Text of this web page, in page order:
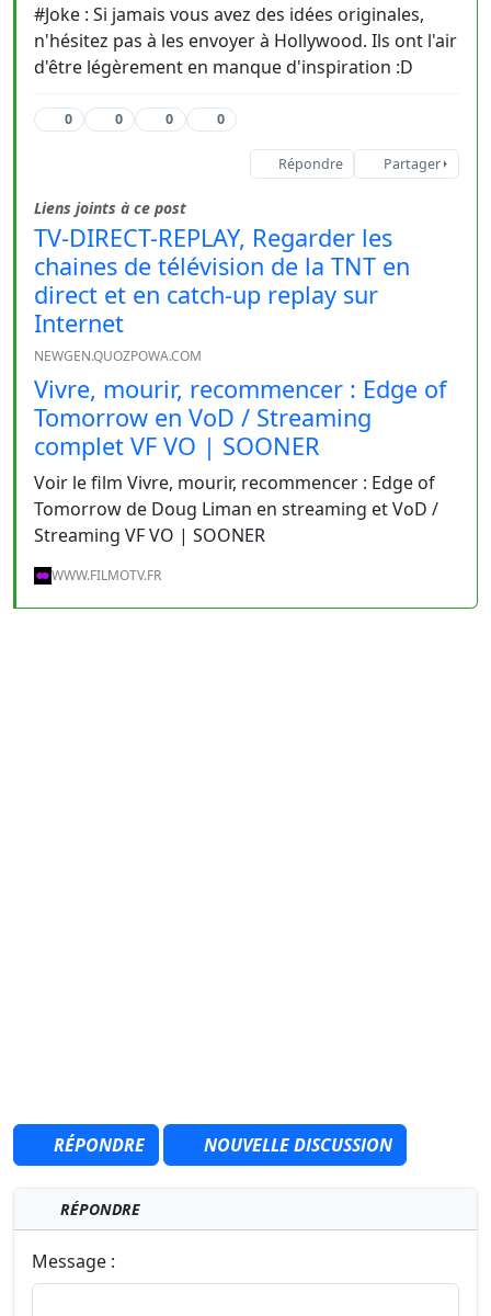
#Joke : Si jamais vous avez des idées originales,
n'hésitez pas à les envoyer à Hollywood. Ils ont l'air
d'être légèrement en manque d'inspiration :D
0 0 0 0
Répondre Partager
Liens joints à ce post
TV-DIRECT-REPLAY, Regarder les
chaines de télévision de la TNT en
direct et en catch-up replay sur
Internet
NEWGEN.QUOZPOWA.COM
Vivre, mourir, recommencer : Edge of
Tomorrow en VoD / Streaming
complet VF VO | SOONER
Voir le film Vivre, mourir, recommencer : Edge of
Tomorrow de Doug Liman en streaming et VoD /
Streaming VF VO | SOONER
WWW.FILMOTV.FR
RÉPONDRE NOUVELLE DISCUSSION
RÉPONDRE
Message :